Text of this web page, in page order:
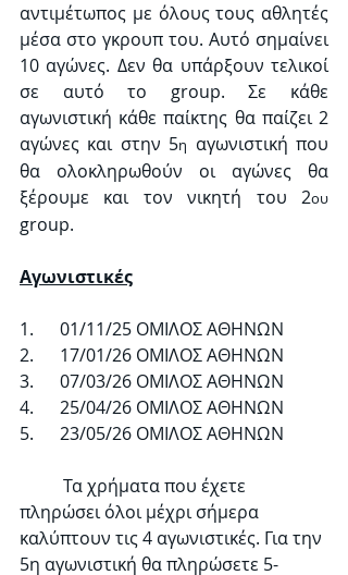
αντιμέτωπος με όλους τους αθλητές
μέσα στο γκρουπ του. Αυτό σημαίνει
10 αγώνες. Δεν θα υπάρξουν τελικοί
σε αυτό το group. Σε κάθε
αγωνιστική κάθε παίκτης θα παίζει 2
αγώνες και στην 5η αγωνιστική που
θα ολοκληρωθούν οι αγώνες θα
ξέρουμε και τον νικητή του 2ου
group.
Αγωνιστικές
1.      01/11/25 ΟΜΙΛΟΣ ΑΘΗΝΩΝ
2.      17/01/26 ΟΜΙΛΟΣ ΑΘΗΝΩΝ
3.      07/03/26 ΟΜΙΛΟΣ ΑΘΗΝΩΝ
4.      25/04/26 ΟΜΙΛΟΣ ΑΘΗΝΩΝ
5.      23/05/26 ΟΜΙΛΟΣ ΑΘΗΝΩΝ
πληρώσει όλοι μέχρι σήμερα
καλύπτουν τις 4 αγωνιστικές. Για την
5η αγωνιστική θα πληρώσετε 5-